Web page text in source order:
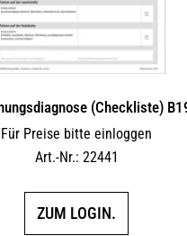
(Checkliste)
Für Preise bitte einloggen
Art.-Nr.: 22441
ZUM LOGIN.